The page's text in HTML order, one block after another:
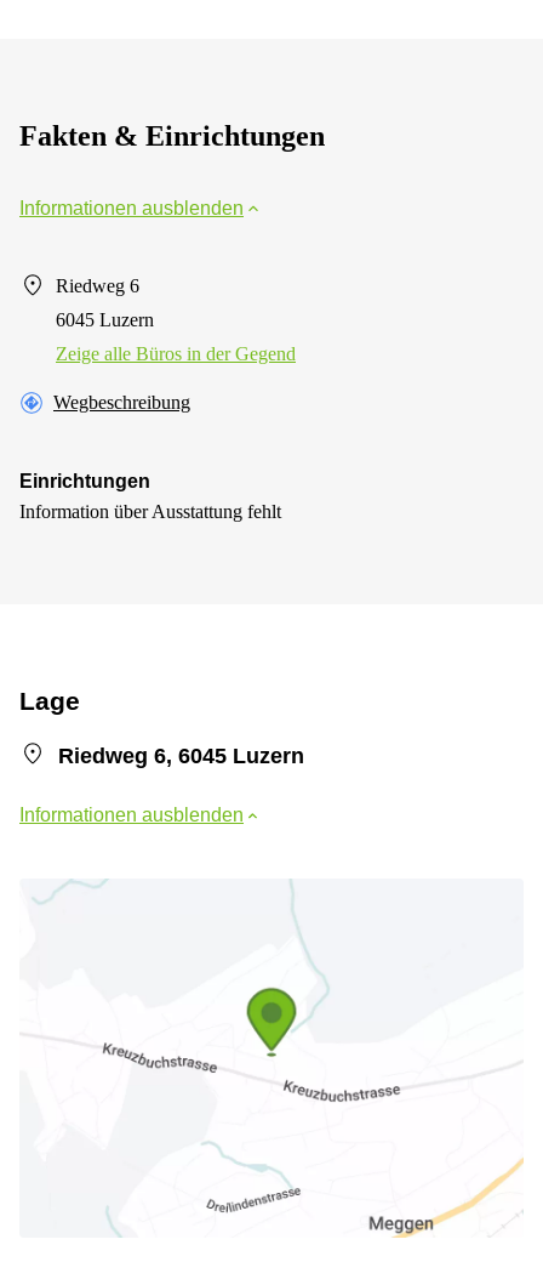
Fakten & Einrichtungen
Informationen ausblenden
Riedweg 6
6045 Luzern
Zeige alle Büros in der Gegend
Wegbeschreibung
Einrichtungen
Information über Ausstattung fehlt
Lage
Riedweg 6, 6045 Luzern
Informationen ausblenden